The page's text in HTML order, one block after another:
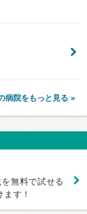
病院をもっと見る »
無料で試せる
す！